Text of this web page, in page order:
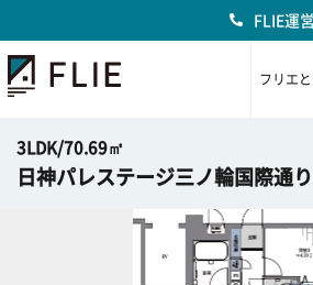
FLIE運
フリエ
3LDK/70.69㎡
日神パレステージ三ノ輪国際通り